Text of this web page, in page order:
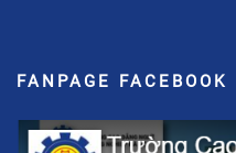
FANPAGE FACEBOOK